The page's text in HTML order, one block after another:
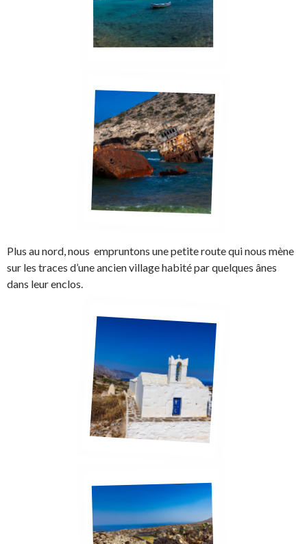
Plus au nord, nous empruntons une petite route qui nous mène
sur les traces d’une ancien village habité par quelques ânes
dans leur enclos.